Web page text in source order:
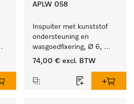
APLW 058
Inspuiter met kunststof
ondersteuning en
wasgoedfixering, Ø 6,
lengte 135 mm.
74,00 € excl. BTW